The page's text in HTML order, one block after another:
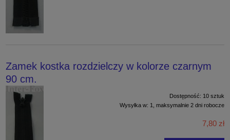
Zamek kostka rozdzielczy w kolorze czarnym
90 cm.
Dostępność: 10 sztuk
Wysyłka w: 1, maksymalnie 2 dni robocze
7,80 zł